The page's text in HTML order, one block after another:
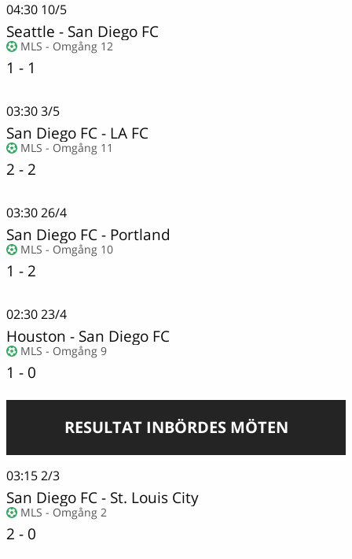
04:30 10/5
Seattle - San Diego FC
MLS - Omgång 12
1 - 1
03:303/5
San Diego FC- LA FC
MLS - Omgång 11
2 - 2
03:3026/4
San Diego FC- Portland
MLS - Omgång 10
1 - 2
02:3023/4
Houston - San Diego FC
MLS - Omgång 9
1 - 0
RESULTAT INBÖRDES MÖTEN
03:152/3
San Diego FC- St. Louis City
MLS - Omgång 2
2 - 0